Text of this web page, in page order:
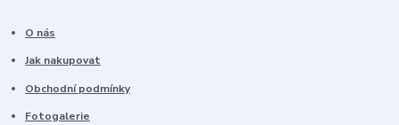
O nás
Jak nakupovat
Obchodní podmínky
Fotogalerie